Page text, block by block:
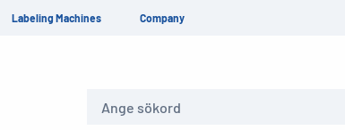
Labeling Machines Company